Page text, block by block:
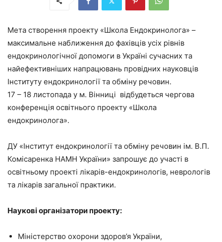
Мета створення проекту «Школа Ендокринолога» –
максимальне наближення до фахівців усіх рівнів
ендокринологічної допомоги в Україні сучасних та
найефективніших напрацювань провідних науковців
Інституту ендокринології та обміну речовин.
17 – 18 листопада у м. Вінниці відбудеться чергова
конференція освітнього проекту «Школа
ендокринолога».
ДУ «Інститут ендокринології та обміну речовин ім. В.П.
Комісаренка НАМН України» запрошує до участі в
освітньому проекті лікарів-ендокринологів, неврологів
та лікарів загальної практики.
Наукові організатори проекту:
Міністерство охорони здоров’я України,